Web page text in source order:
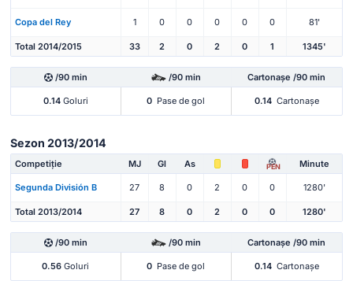
Copa del Rey 1 0 0 0 0 0 81'
Total 2014/2015 33 2 0 2 0 1 1345'
/90 min /90 min Cartonașe /90 min
0.14Goluri 0 Pase de gol 0.14 Cartonașe
Sezon 2013/2014
Competiție MJ Gl As PEN Minute
Segunda División B 27 8 0 2 0 0 1280'
Total 2013/2014 27 8 0 2 0 0 1280'
/90 min /90 min Cartonașe /90 min
0.56 Goluri 0 Pase de gol 0.14 Cartonașe